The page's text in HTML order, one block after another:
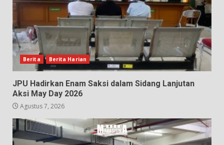
Berita Berita Harian
JPU Hadirkan Enam Saksi dalam Sidang Lanjutan
Aksi May Day 2026
Agustus 7, 2026